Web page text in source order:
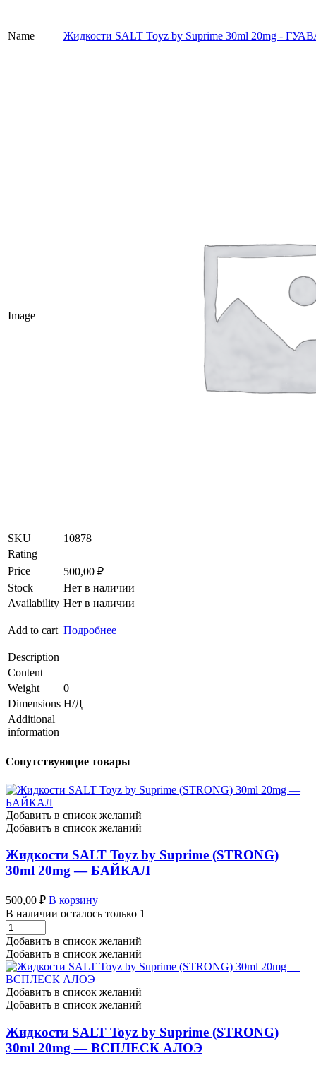
Name Жидкости SALT Toyz by Suprime 30ml 20mg -
Image
SKU
10878
Rating
Price
500,00 ₽
Stock
Нет в наличии
Availability Нет в наличии
Add to cart Подробнее
Description
Content
Weight
0
Dimensions Н/Д
Additional
information
Сопутствующие товары
Добавить в список желаний
Добавить в список желаний
Жидкости SALT Toyz by Suprime (STRONG)
30ml 20mg — БАЙКАЛ
500,00 ₽ В корзину
В наличии осталось только 1
Жидкости
SALT
Toyz
by
Suprime
(STRONG)
30ml
20mg
-
БАЙКАЛ
количество
Добавить в список желаний
Добавить в список желаний
Добавить в список желаний
Добавить в список желаний
Жидкости SALT Toyz by Suprime (STRONG)
30ml 20mg — ВСПЛЕСК АЛОЭ